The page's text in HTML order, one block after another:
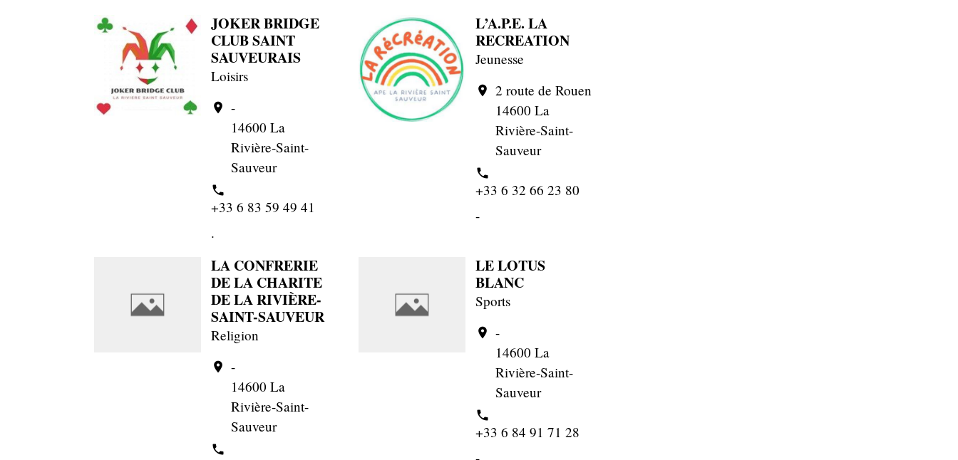
JOKER BRIDGE
CLUB SAINT
SAUVEURAIS
Loisirs
location_on -
14600 La
Rivière-Saint-
Sauveur
phone
+33 6 83 59 49 41
.
L’A.P.E. LA
RECREATION
Jeunesse
location_on 2 route de Rouen
14600 La
Rivière-Saint-
Sauveur
phone
+33 6 32 66 23 80
-
LA CONFRERIE
DE LA CHARITE
DE LA RIVIÈRE-
SAINT-SAUVEUR
Religion
location_on -
14600 La
Rivière-Saint-
Sauveur
phone
LE LOTUS
BLANC
Sports
location_on -
14600 La
Rivière-Saint-
Sauveur
phone
+33 6 84 91 71 28